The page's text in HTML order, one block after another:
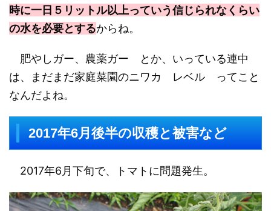
時に一日５リットル以上っていう信じられなくらい
の水を必要とするからね。
肥やしガー、農薬ガー とか、いっている連中
は、まだまだ家庭菜園のニワカ レベル ってこと
なんだよね。
2017年6月後半の収穫と被害など
2017年6月下旬で、トマトに問題発生。